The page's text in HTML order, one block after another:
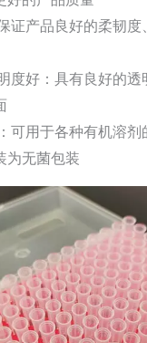
证产品良好的柔韧
度好：具有良好的
可用于各种有机溶剂
为无菌包装